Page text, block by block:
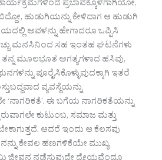
ಪ್ರಬಾವಕ್ಕೊಳಗಾಗಿಯೋ,
ಹುಡುಗಿಯನ್ನು ಕೇಳಿದಾಗ ಆ ಹುಡುಗಿ
ಅವಳನ್ನು ಹೇಗಾದರೂ ಒಪ್ಪಿಸಿ
ಮನಸಿನಿಂದ ಸಹ ಇಂತಹ ಘಟನೆಗಳು
ಮೂಲಭೂತ ಅಗತ್ಯಗಳಾದ ಹಸಿವು,
ಪೂರೈಸಿಕೊಳ್ಳುವುದಕ್ಕಾಗಿ ಇತರೆ
ವ್ಯವಸ್ಥೆಯನ್ನು
‘ನಾಗರಿಕತೆ’. ಈ ಬಗೆಯ ನಾಗರಿಕತೆಯನ್ನು
ಕುಟುಂಬ, ಸಮಾಜ ಮತ್ತು
ಆದರೆ ಇಂದು ಆ ಕೆಲಸವು
ಕೇವಲ ಹಣಗಳಿಕೆಯೇ ಮುಖ್ಯ